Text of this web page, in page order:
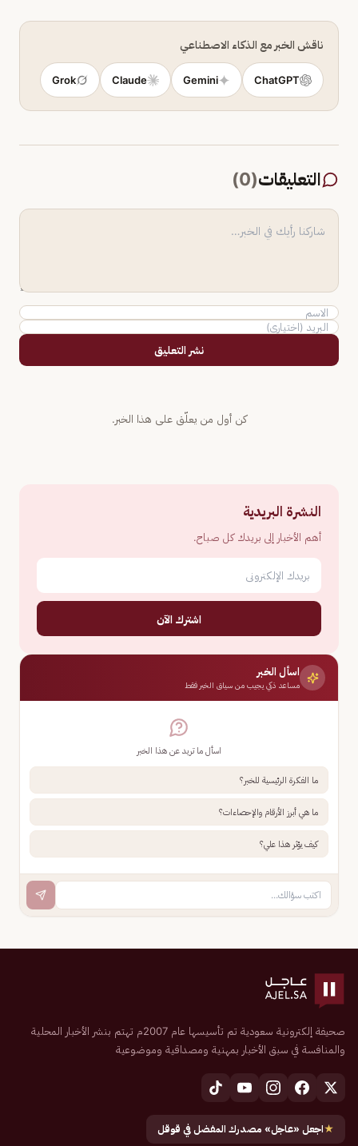
ناقش الخبر مع الذكاء الاصطناعي
ChatGPT
Gemini
Claude
Grok
التعليقات(
0
)
نشر التعليق
كن أول من يعلّق على هذا الخبر.
النشرة البريدية
أهم الأخبار إلى بريدك كل صباح.
اشترك الآن
اسأل الخبر
مساعد ذكي يجيب من سياق الخبر فقط
اسأل ما تريد عن هذا الخبر
ما الفكرة الرئيسية للخبر؟
ما هي أبرز الأرقام والإحصاءات؟
كيف يؤثر هذا علي؟
صحيفة إلكترونية سعودية تم تأسيسها عام 2007م تهتم بنشر الأخبار المحلية
والمنافسة في سبق الأخبار بمهنية ومصداقية وموضوعية
★اجعل «عاجل» مصدرك المفضل في قوقل